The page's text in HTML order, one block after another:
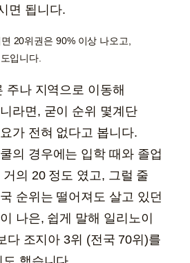
면 됩니다.
20위권은 90% 이상 나오고,
입니다.
주나 지역으로 이동해
라면, 굳이 순위 몇계단
가 전혀 없다고 봅니다.
의 경우에는 입학 때와 졸업
의 20 정도 였고, 그럴 줄
순위는 떨어져도 살고 있던
나은, 쉽게 말해 일리노이
다 조지아 3위 (전국 70위)를